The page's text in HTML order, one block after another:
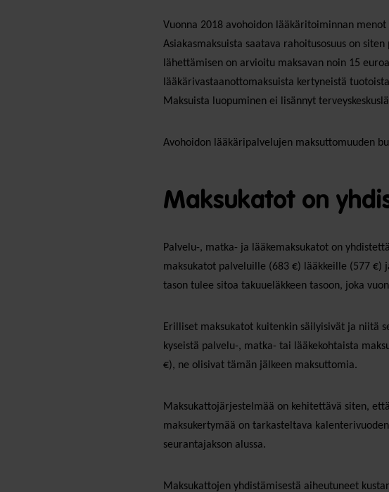
Vuonna 2018 avohoidon lääkäritoiminnan
Asiakasmaksuista saatava rahoitusosuus on
lähettämisen on arvioitu maksavan noin 15
lääkärivastaanottomaksuista kertyneistä
Maksuista luopuminen ei lisännyt
Avohoidon lääkäripalvelujen maksuttomuuden
Maksukatot on
Palvelu-, matka- ja lääkemaksukatot on
maksukatot palveluille (683 €) lääkkeille (577 €)
tason tulee sitoa takuueläkkeen tasoon, joka
Erilliset maksukatot kuitenkin säilyisivät ja niitä
kyseistä palvelu-, matka- tai lääkekohtaista
€), ne olisivat tämän jälkeen maksuttomia.
Maksukattojärjestelmää on kehitettävä siten,
maksukertymää on tarkasteltava
seurantajakson alussa.
Maksukattojen yhdistämisestä aiheutuneet